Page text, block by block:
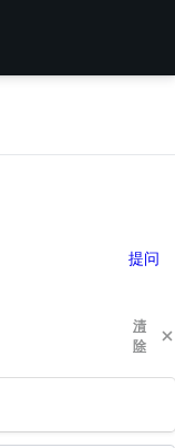
提问
清
除